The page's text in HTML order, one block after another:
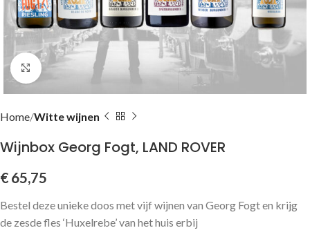
Click to enlarge
Home Witte wijnen
Wijnbox Georg Fogt, LAND ROVER
€ 65,75
Bestel deze unieke doos met vijf wijnen van Georg Fogt en krijg
de zesde fles ‘Huxelrebe’ van het huis erbij